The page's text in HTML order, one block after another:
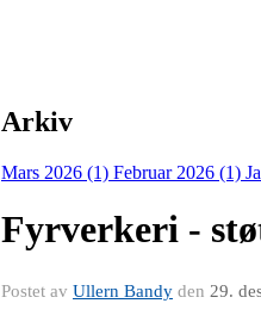
Arkiv
Mars 2026 (1) Februar 2026 (1)
Fyrverkeri -
Postet av Ullern Bandy den 29.